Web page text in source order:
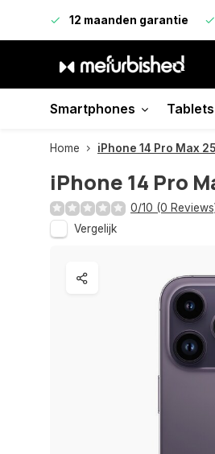
12 maanden garantie
Smartphones Tablets
Home iPhone 14 Pro Max
iPhone 14 Pro
0/10 (0
Vergelijk